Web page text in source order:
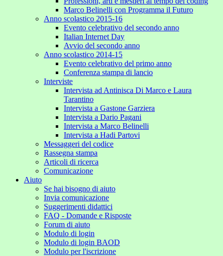
Marco Belinelli con Programma il Futuro
Anno scolastico 2015-16
Evento celebrativo del secondo anno
Italian Internet Day
Avvio del secondo anno
Anno scolastico 2014-15
Evento celebrativo del primo anno
Conferenza stampa di lancio
Interviste
Intervista ad Antinisca Di Marco e Laura
Tarantino
Intervista a Gastone Garziera
Intervista a Dario Pagani
Intervista a Marco Belinelli
Intervista a Hadi Partovi
Messaggeri del codice
Rassegna stampa
Articoli di ricerca
Comunicazione
Aiuto
Se hai bisogno di aiuto
Invia comunicazione
Suggerimenti didattici
FAQ - Domande e Risposte
Forum di aiuto
Modulo di login
Modulo di login BAOD
Modulo per l'iscrizione